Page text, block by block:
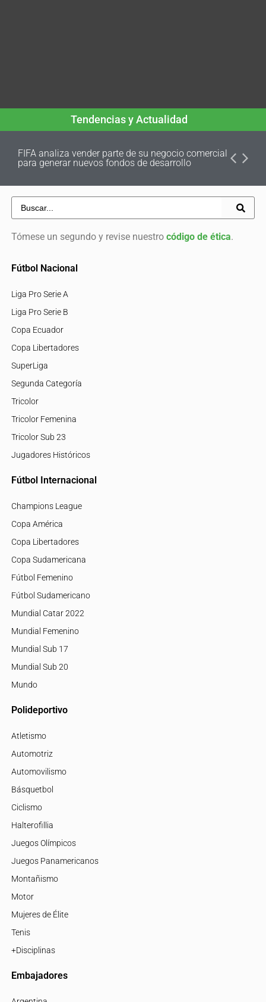
Tendencias y Actualidad
FIFA analiza vender parte de su negocio comercial
para generar nuevos fondos de desarrollo
Tómese un segundo y revise nuestro código de ética.
Fútbol Nacional
Liga Pro Serie A
Liga Pro Serie B
Copa Ecuador
Copa Libertadores
SuperLiga
Segunda Categoría
Tricolor
Tricolor Femenina
Tricolor Sub 23
Jugadores Históricos
Fútbol Internacional
Champions League
Copa América
Copa Libertadores
Copa Sudamericana
Fútbol Femenino
Fútbol Sudamericano
Mundial Catar 2022
Mundial Femenino
Mundial Sub 17
Mundial Sub 20
Mundo
Polideportivo
Atletismo
Automotriz
Automovilismo
Básquetbol
Ciclismo
Halterofillia
Juegos Olímpicos
Juegos Panamericanos
Montañismo
Motor
Mujeres de Élite
Tenis
+Disciplinas
Embajadores